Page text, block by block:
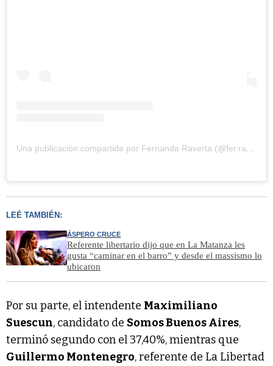
Una publicación compartida por Fernanda Raverta (@fer.raverta)
LEÉ TAMBIÉN:
ÁSPERO CRUCE
Referente libertario dijo que en La Matanza les
gusta “caminar en el barro” y desde el massismo lo
ubicaron
Por su parte, el intendente Maximiliano
Suescun, candidato de Somos Buenos Aires,
terminó segundo con el 37,40%, mientras que
Guillermo Montenegro, referente de La Libertad